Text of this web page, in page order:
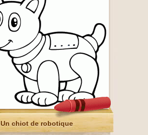
Un chiot de robotique